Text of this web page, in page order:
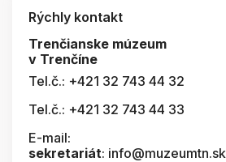
Rýchly kontakt
Trenčianske múzeum
v Trenčíne
Tel.č.: +421 32 743 44 32
Tel.č.: +421 32 743 44 33
E-mail:
sekretariát: info@muzeumtn.sk